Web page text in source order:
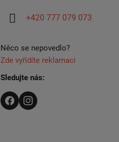
+420 777 079 073
Něco se nepovedlo?
Zde vyřídíte reklamaci
Sledujte nás: